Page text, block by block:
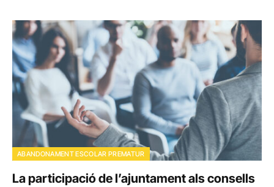
ABANDONAMENT ESCOLAR PREMATUR
La participació de l’ajuntament als consells